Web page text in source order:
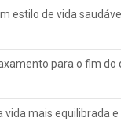
estilo de vida
para o fim
vida mais equilibrada